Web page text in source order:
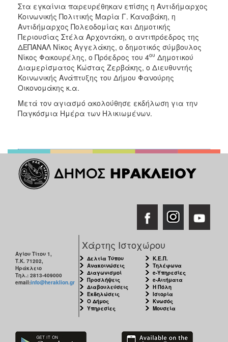
ΤΟΠΟΣ
ΔΗΜΟΣ
ΠΟΛΙΤΙΣΜΟΣ
Στα εγκαίνια παρευρέθηκαν επίσης η Αντιδήμαρχος
Κοινωνικής Πολιτικής Μαρία Γ. Καναβάκη, η
Αντιδήμαρχος Πολεοδομίας και Δημοτικής
Περιουσίας Στέλα Αρχοντάκη, ο αντιπρόεδρος της
ΔΕΠΑΝΑΛ Νίκος Αγγελάκης, ο δημοτικός σύμβουλος
Νίκος Φακουρέλης, ο Πρόεδρος του 4ου Δημοτικού
Διαμερίσματος Κώστας Ζερβάκης, ο Διευθυντής
Κοινωνικής Ανάπτυξης του Δήμου Φανούρης
Οικονομάκης κ.α.
Μετά τον αγιασμό ακολούθησε εκδήλωση για την
Παγκόσμια Ημέρα των Ηλικιωμένων.
Αγίου Τίτου 1,
Τ.Κ. 71202,
Ηράκλειο
Τηλ.: 2813-409000
email:info@heraklion.gr
Χάρτης Ιστοχώρου
Δελτία Τύπου
Ανακοινώσεις
Διαγωνισμοί
Προσλήψεις
Διαβουλεύσεις
Εκδηλώσεις
Ο Δήμος
Υπηρεσίες
Κ.Ε.Π.
Τηλέφωνα
e-Υπηρεσίες
e-Αιτήματα
Η Πόλη
Ιστορία
Κνωσός
Μουσεία